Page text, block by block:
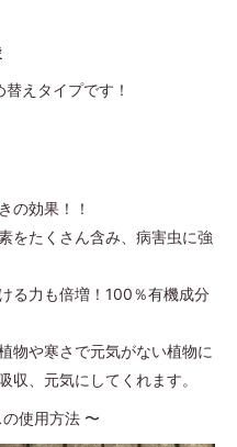
えタイプです！
の効果！！
をたくさん含み、病害虫に強
る力も倍増！100％有機成分
物や寒さで元気がない植物に
収、元気にしてくれます。
使用方法 〜